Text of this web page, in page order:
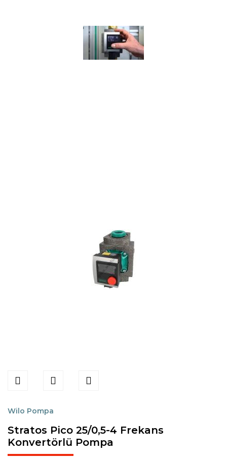
Wilo Pompa
Stratos Pico 25/0,5-4 Frekans
Konvertörlü Pompa